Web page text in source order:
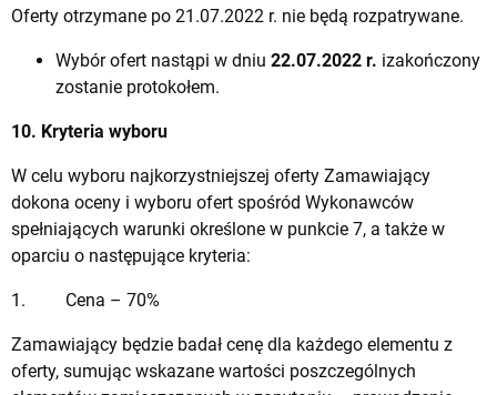
Oferty otrzymane po 21.07.2022 r. nie będą rozpatrywane.
Wybór ofert nastąpi w dniu 22.07.2022 r. izakończony
zostanie protokołem.
10. Kryteria wyboru
W celu wyboru najkorzystniejszej oferty Zamawiający
dokona oceny i wyboru ofert spośród Wykonawców
spełniających warunki określone w punkcie 7, a także w
oparciu o następujące kryteria:
1. Cena – 70%
Zamawiający będzie badał cenę dla każdego elementu z
oferty, sumując wskazane wartości poszczególnych